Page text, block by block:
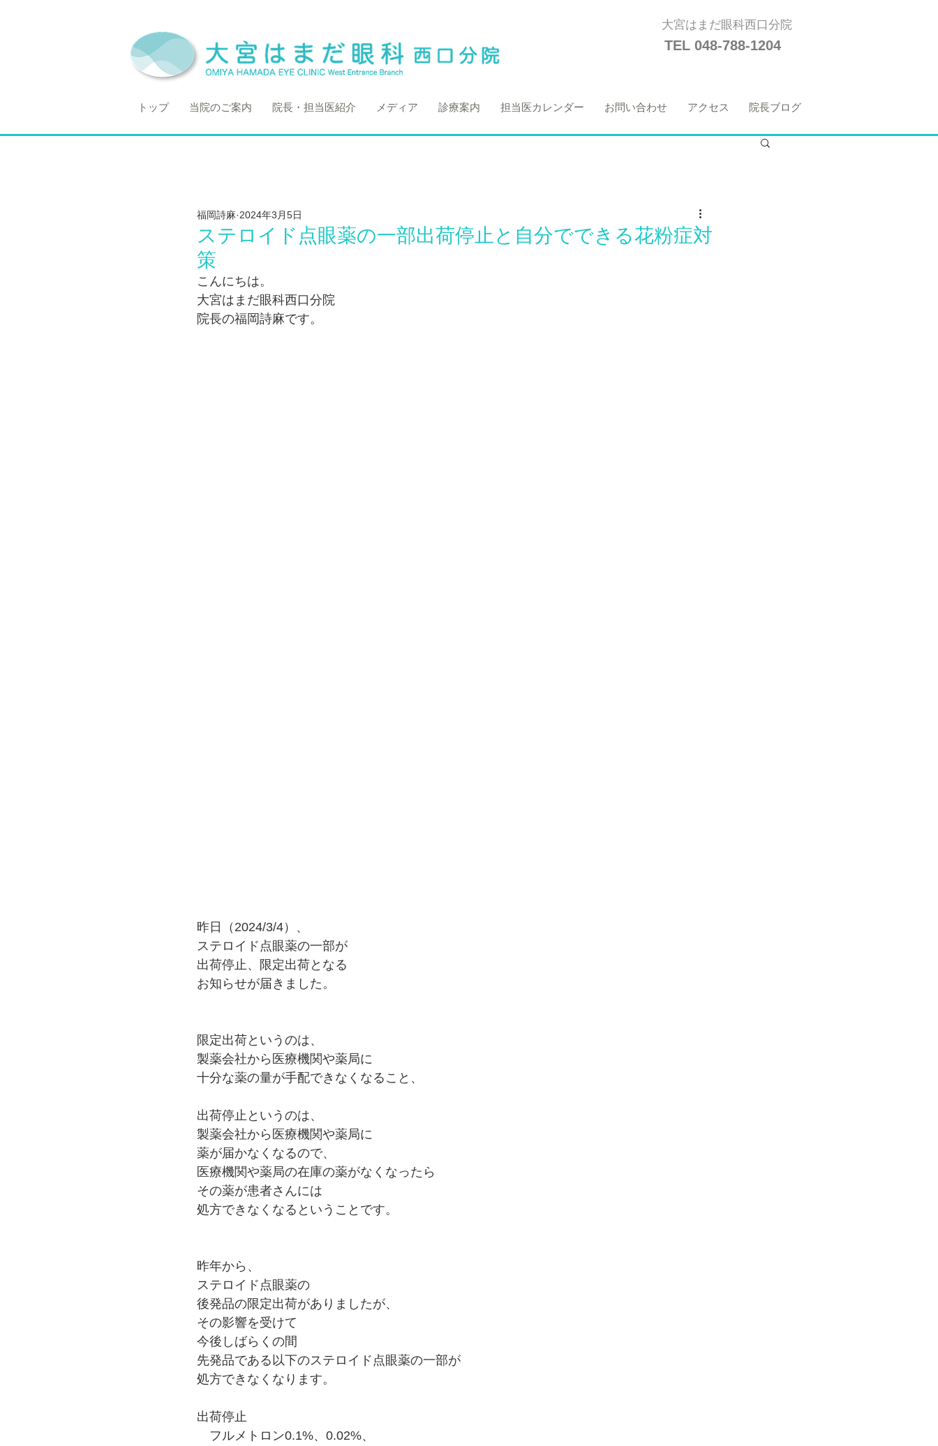
大宮はまだ眼科西口分院
TEL 048-788-1204
トップ 当院のご案内 院長・担当医紹介 メディア 診療案内 担当医カレンダー お問い合わせ アクセス 院長ブログ
ステロイド点眼薬の一部出荷停止と自分でできる花粉症対
策
福岡詩麻 2024年3月5日
こんにちは。
大宮はまだ眼科西口分院
院長の福岡詩麻です。
昨日（2024/3/4）、
ステロイド点眼薬の一部が
出荷停止、限定出荷となる
お知らせが届きました。
限定出荷というのは、
製薬会社から医療機関や薬局に
十分な薬の量が手配できなくなること、
出荷停止というのは、
製薬会社から医療機関や薬局に
薬が届かなくなるので、
医療機関や薬局の在庫の薬がなくなったら
その薬が患者さんには
処方できなくなるということです。
昨年から、
ステロイド点眼薬の
後発品の限定出荷がありましたが、
その影響を受けて
今後しばらくの間
先発品である以下のステロイド点眼薬の一部が
処方できなくなります。
出荷停止
フルメトロン0.1%、0.02%、